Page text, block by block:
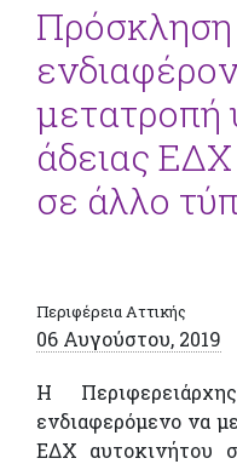
μετατροπή
άδειας
σε άλλο
Περιφέρεια Αττικής
06 Αυγούστου, 2019
Η
ενδιαφερόμενο να
ΕΔΧ αυτοκινήτου